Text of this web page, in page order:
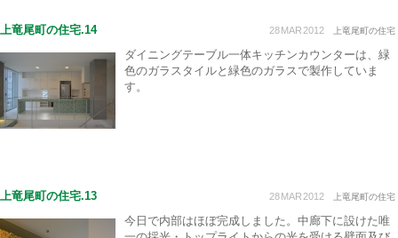
28MAR 2012 上竜尾町の住宅
上竜尾町の住宅.14
ダイニングテーブル一体キッチンカウンターは、緑
色のガラスタイルと緑色のガラスで製作していま
す。
28MAR 2012 上竜尾町の住宅
上竜尾町の住宅.13
今日で内部はほぼ完成しました。中廊下に設けた唯